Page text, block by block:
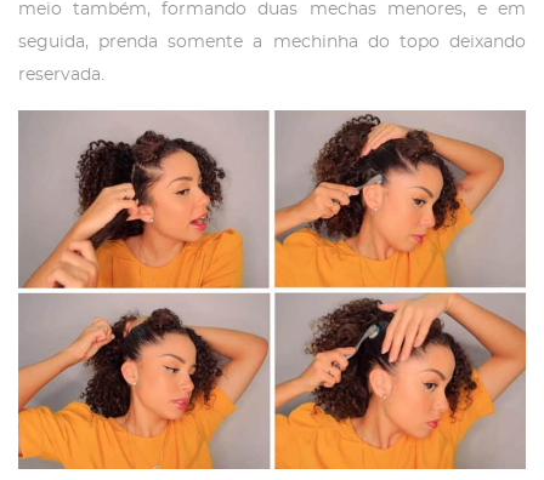
meio também, formando duas mechas menores, e em
seguida, prenda somente a mechinha do topo deixando
reservada.